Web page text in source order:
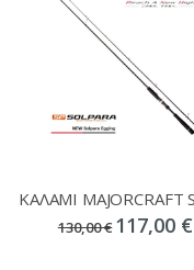
130,00 € 117,00 €